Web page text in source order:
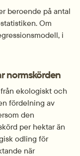
beroende på antal
Om
i
normskörden
ekologiskt och
fördelning av
den
per hektar än
odling för
när